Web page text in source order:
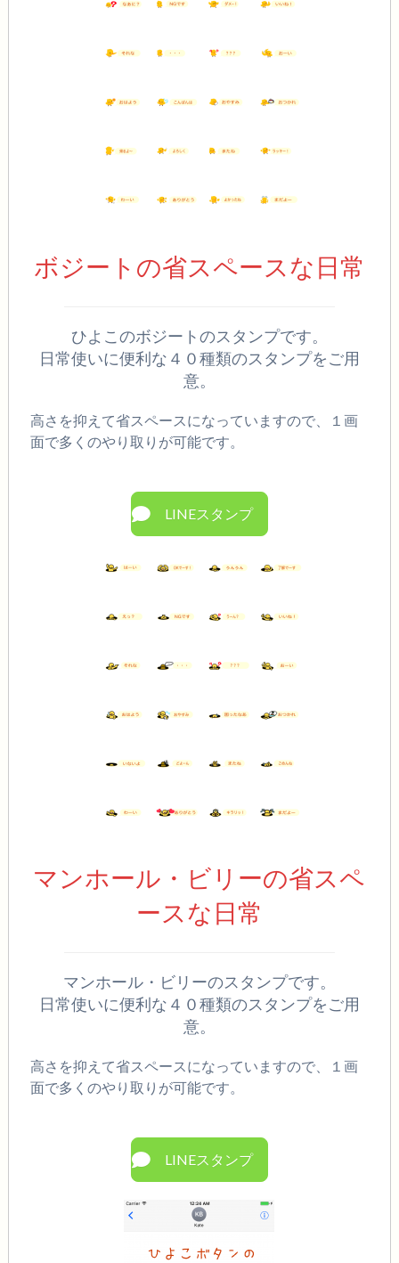
ボジートの省スペースな日常
ひよこのボジートのスタンプです。
日常使いに便利な４０種類のスタンプをご用
意。
高さを抑えて省スペースになっていますので、１画
面で多くのやり取りが可能です。
LINEスタンプ
マンホール・ビリーの省スペ
ースな日常
マンホール・ビリーのスタンプです。
日常使いに便利な４０種類のスタンプをご用
意。
高さを抑えて省スペースになっていますので、１画
面で多くのやり取りが可能です。
LINEスタンプ